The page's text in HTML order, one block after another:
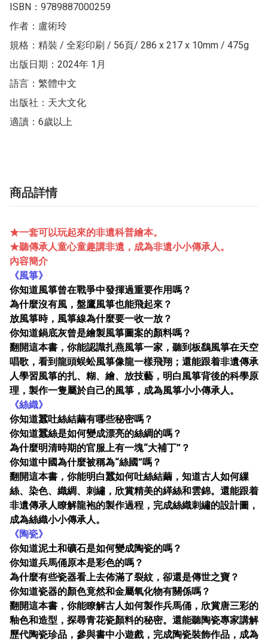
ISBN：9789887000259
作者：盧術玲
規格：精裝 / 全彩印刷 / 56頁/ 286 x 217 x 10mm / 475g
出版日期：2024年 1月
語言：繁體中文
出版社：天大文化
適讀：6歲以上
商品詳情
★一套可以玩起來的非遺科普繪本。
★聽傳承人童心童趣講非遺，成為非遺小小傳承人。
內容簡介
《風箏》
你知道風箏曾在戰爭中發揮過重要作用嗎？
為什麼沒有風，盤鷹風箏也能飛起來？
放風箏時，風箏線為什麼要一收一放？
你知道鍋底灰曾是繪製風箏圖案的顏料嗎？
翻開這本書，你能認識扎燕風箏一家，聽到板鷂風箏在天空
唱歌，看到龍頭蜈蚣風箏像龍一樣飛翔；還能跟着非遺傳承
人學習風箏的扎、糊、繪、放技藝，明白風箏背後的科學原
理，製作一隻屬於自己的風箏，成為風箏小小傳承人。
《絲織》
你知道蠶吐絲結繭有哪些秘密嗎？
你知道蠶絲是如何變成漂亮的絲綢的嗎？
為什麼明清時期的官服上有一塊“大補丁”？
你知道中國為什麼被稱為“絲國”嗎？
翻開這本書，你能明白蠶如何吐絲結繭，知道古人如何繅
絲、染色、織綢、刺繡，欣賞精美的緙絲和雲錦。還能跟着
非遺傳承人瞭解龍袍的製作過程，完成絲織刺繡的設計圖，
成為絲織小小傳承人。
《陶瓷》
你知道泥土和礦石是如何變成陶瓷的嗎？
你知道兵馬俑原本是彩色的嗎？
為什麼有些瓷器看上去佈滿了裂紋，卻還是傳世之寶？
你知道瓷器的顏色竟然和金屬氧化物有關係嗎？
翻開這本書，你能瞭解古人如何製作兵馬俑，欣賞唐三彩的
釉色和造型，探尋青花瓷顏料的秘密。還能聽陶瓷專家講解
歷代陶瓷珍品，參與書中小遊戲，完成陶瓷裝飾作品，成為